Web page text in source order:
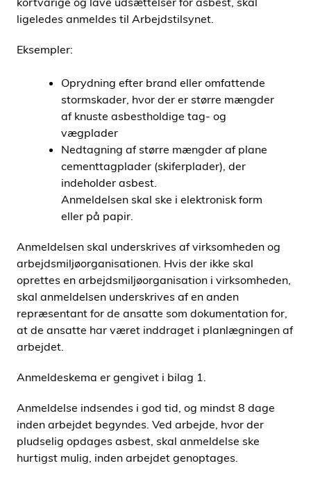
ligeledes anmeldes til Arbejdstilsynet.
Eksempler:
Oprydning efter brand eller omfattende
stormskader, hvor der er større mængder
af knuste asbestholdige tag- og
vægplader
Nedtagning af større mængder af plane
cementtagplader (skiferplader), der
indeholder asbest.
Anmeldelsen skal ske i elektronisk form
eller på papir.
Anmeldelsen skal underskrives af virksomheden og
arbejdsmiljøorganisationen. Hvis der ikke skal
oprettes en arbejdsmiljøorganisation i virksomheden,
skal anmeldelsen underskrives af en anden
repræsentant for de ansatte som dokumentation for,
at de ansatte har været inddraget i planlægningen af
arbejdet.
Anmeldeskema er gengivet i bilag 1.
Anmeldelse indsendes i god tid, og mindst 8 dage
inden arbejdet begyndes. Ved arbejde, hvor der
pludselig opdages asbest, skal anmeldelse ske
hurtigst mulig, inden arbejdet genoptages.